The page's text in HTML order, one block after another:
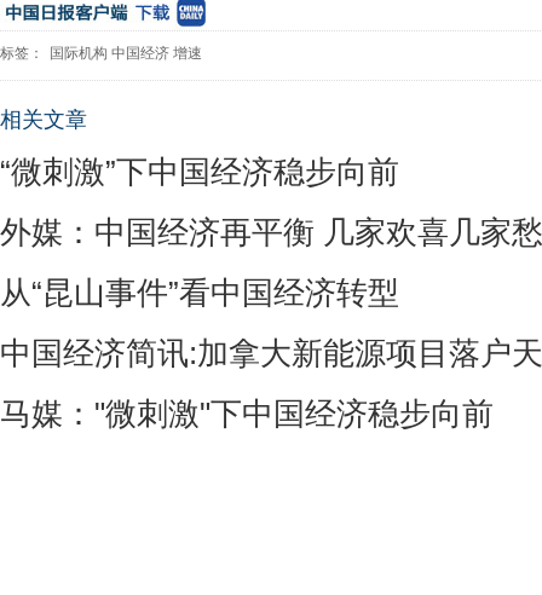
标签： 国际机构 中国经济 增速
相关文章
“微刺激”下中国经济稳步向前
外媒：中国经济再平衡 几家欢喜几家愁
从“昆山事件”看中国经济转型
中国经济简讯:加拿大新能源项目落户
马媒："微刺激"下中国经济稳步向前